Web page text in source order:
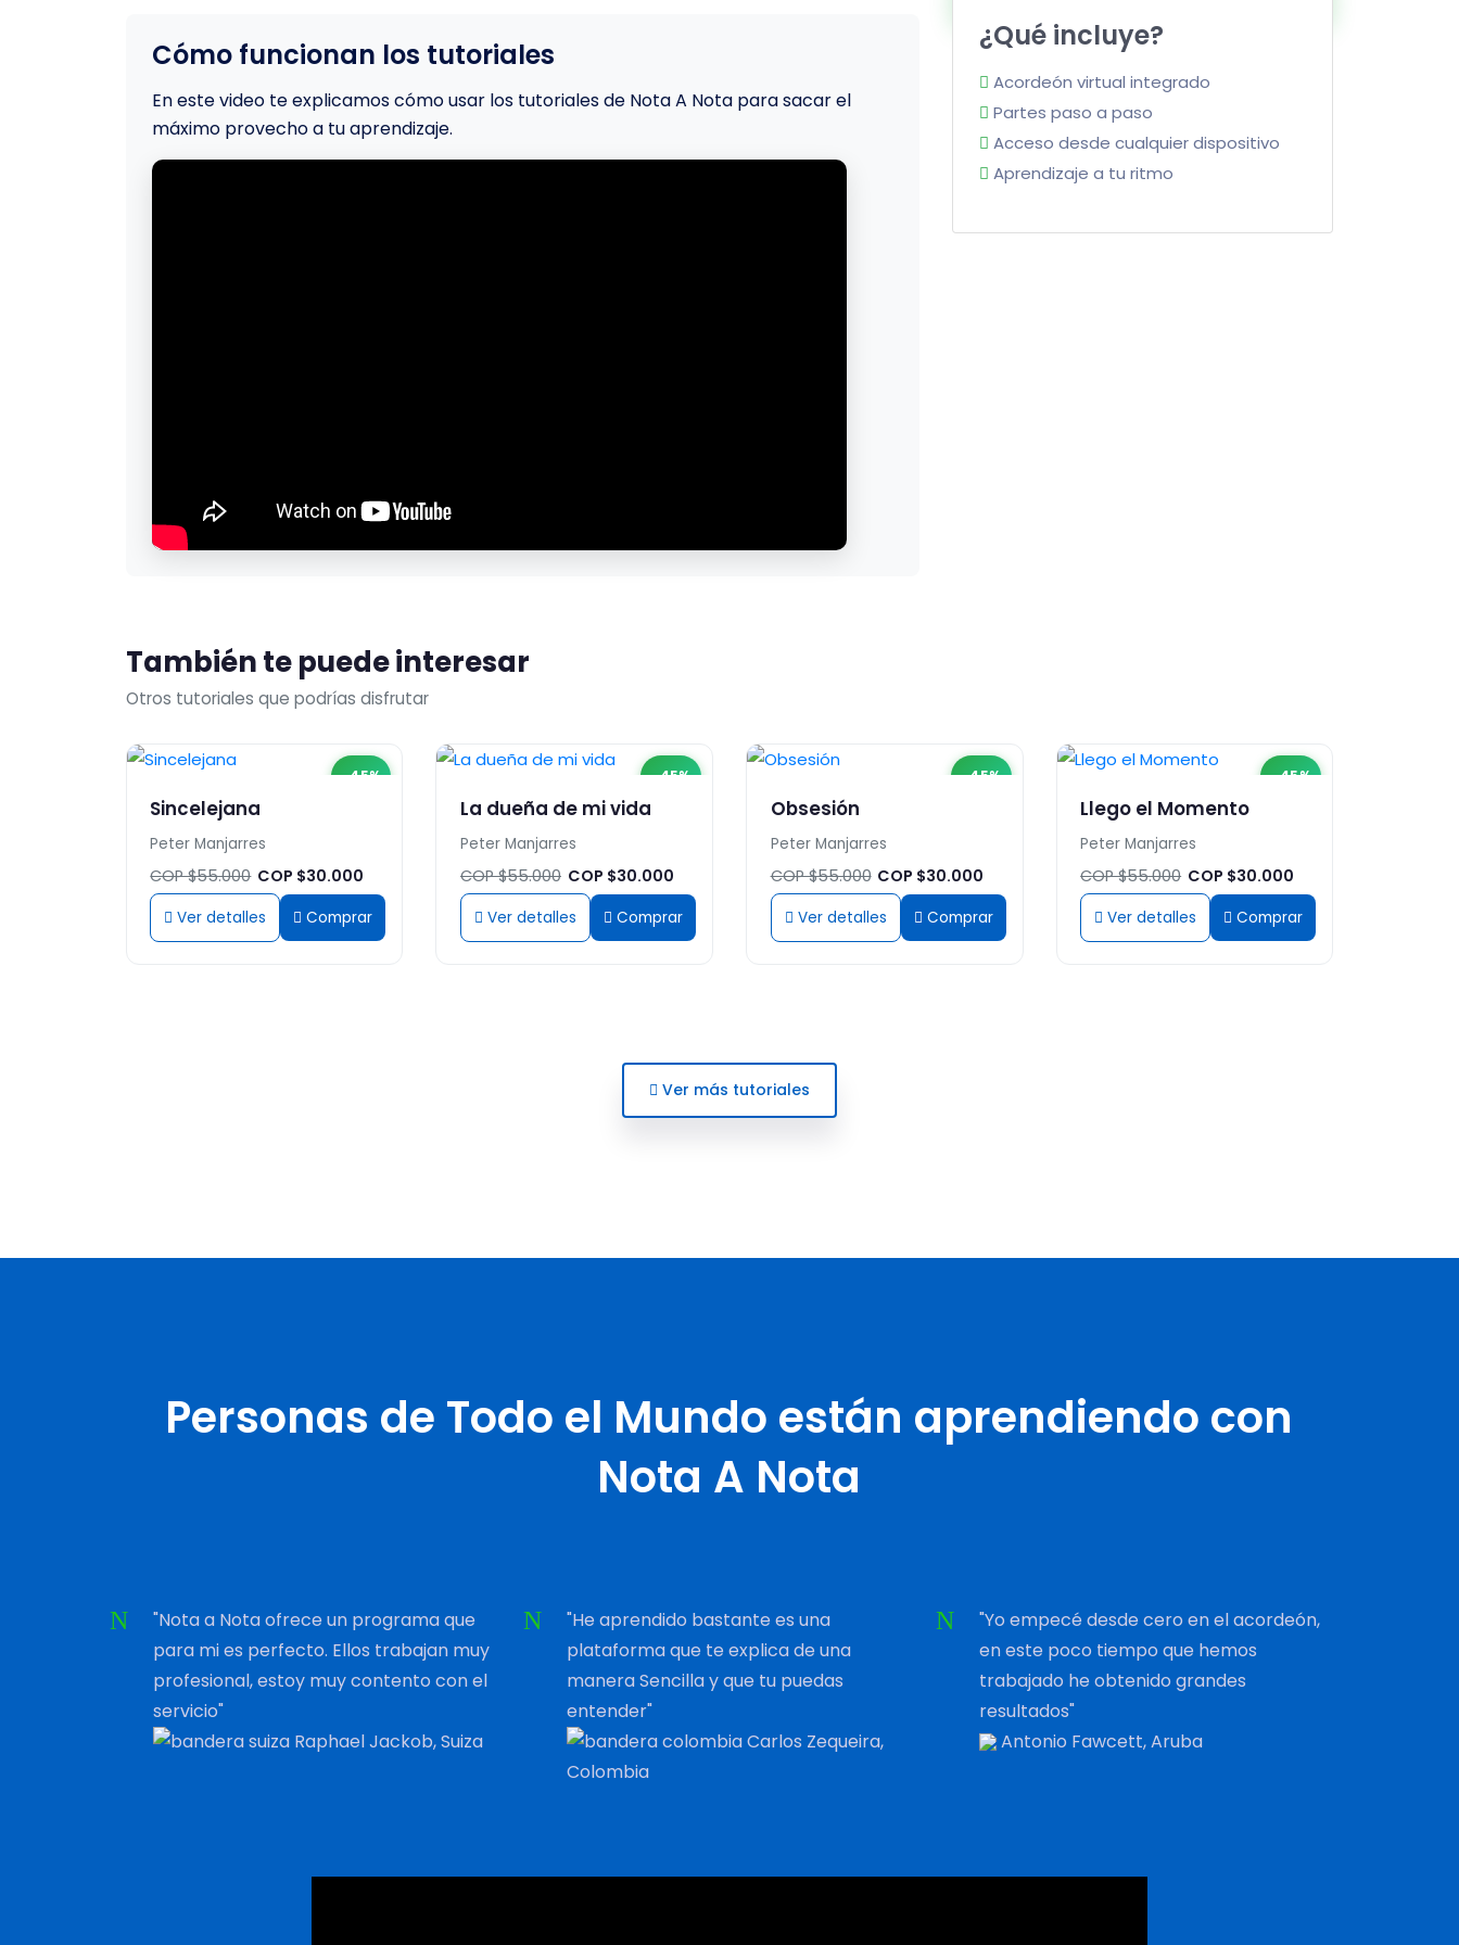
Cómo funcionan los tutoriales
En este video te explicamos cómo usar los tutoriales de Nota A Nota para sacar el
máximo provecho a tu aprendizaje.
¿Qué incluye?
Acordeón virtual integrado
Partes paso a paso
Acceso desde cualquier dispositivo
Aprendizaje a tu ritmo
También te puede interesar
Otros tutoriales que podrías disfrutar
-45%
Sincelejana
Peter Manjarres
COP $55.000 COP $30.000
Ver detalles Comprar
-45%
La dueña de mi vida
Peter Manjarres
COP $55.000 COP $30.000
Ver detalles Comprar
-45%
Obsesión
Peter Manjarres
COP $55.000 COP $30.000
Ver detalles Comprar
-45%
Llego el Momento
Peter Manjarres
COP $55.000 COP $30.000
Ver detalles Comprar
Ver más tutoriales
Personas de Todo el Mundo están aprendiendo con
Nota A Nota
"Nota a Nota ofrece un programa que
para mi es perfecto. Ellos trabajan muy
profesional, estoy muy contento con el
servicio"
Raphael Jackob, Suiza
"He aprendido bastante es una
plataforma que te explica de una
manera Sencilla y que tu puedas
entender"
Carlos Zequeira,
Colombia
"Yo empecé desde cero en el acordeón,
en este poco tiempo que hemos
trabajado he obtenido grandes
resultados"
Antonio Fawcett, Aruba